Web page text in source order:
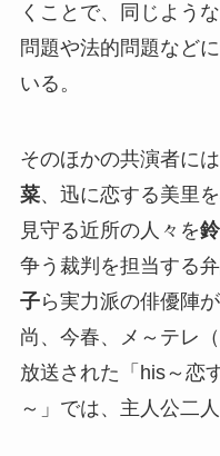
くことで、同じよう
問題や法的問題など
いる。
そのほかの共演者に
菜、迅に恋する美里を
見守る近所の人々を
争う裁判を担当する
子ら実力派の俳優陣
尚、今春、メ～テレ
放送された「his～恋
～」では、主人公二